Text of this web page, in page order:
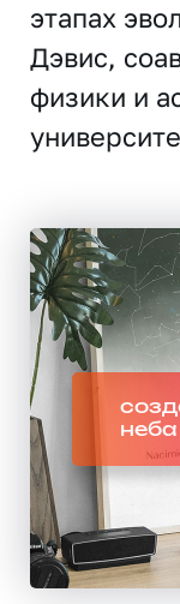
этапах
Дэвис,
физики и
неба